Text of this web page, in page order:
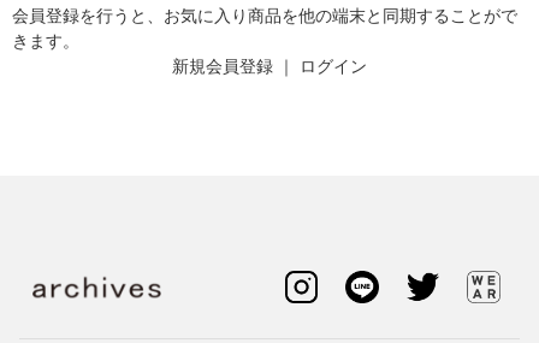
会員登録を行うと、お気に入り商品を他の端末と同期することがで
きます。
新規会員登録 ｜ ログイン